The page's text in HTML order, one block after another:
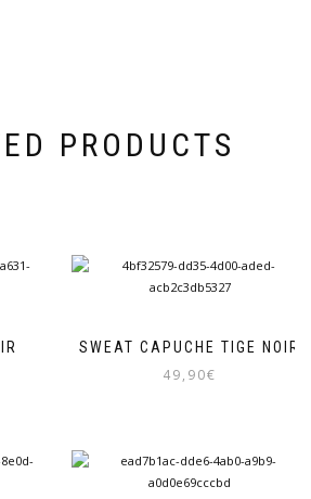
PRODUCTS
SWEAT CAPUCHE TIGE NOIR
49,90€